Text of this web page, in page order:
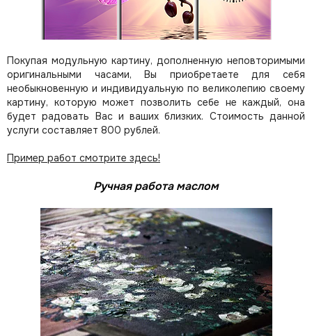
Покупая модульную картину, дополненную неповторимыми
оригинальными часами, Вы приобретаете для себя
необыкновенную и индивидуальную по великолепию своему
картину, которую может позволить себе не каждый, она
будет радовать Вас и ваших близких. Стоимость данной
услуги составляет 800 рублей.
Пример работ смотрите здесь!
Ручная работа маслом